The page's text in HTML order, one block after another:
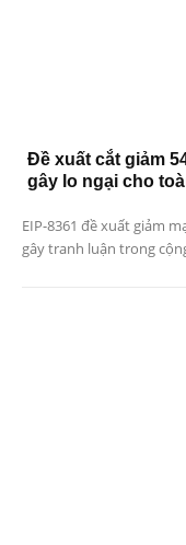
Đề xuất cắt giảm
gây lo ngại cho
EIP-8361 đề xuất giảm
gây tranh luận trong